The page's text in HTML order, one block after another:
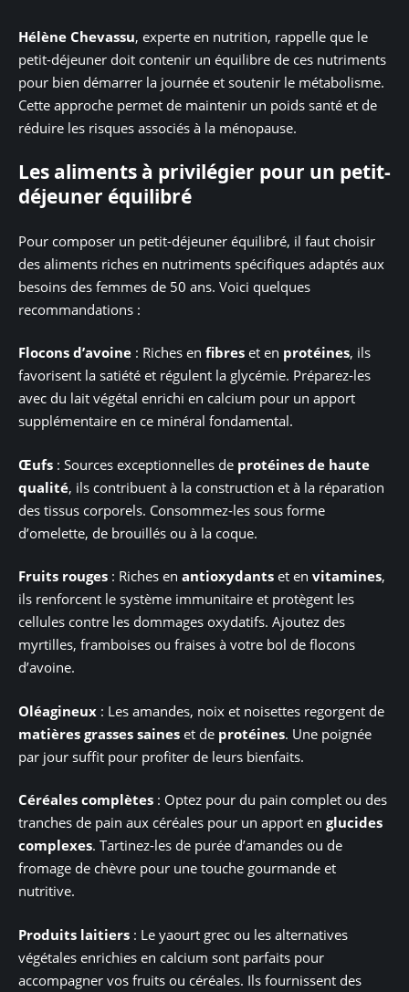
Hélène Chevassu, experte en nutrition, rappelle que le
petit-déjeuner doit contenir un équilibre de ces nutriments
pour bien démarrer la journée et soutenir le métabolisme.
Cette approche permet de maintenir un poids santé et de
réduire les risques associés à la ménopause.
Les aliments à privilégier pour un petit-
déjeuner équilibré
Pour composer un petit-déjeuner équilibré, il faut choisir
des aliments riches en nutriments spécifiques adaptés aux
besoins des femmes de 50 ans. Voici quelques
recommandations :
Flocons d’avoine : Riches en fibres et en protéines, ils
favorisent la satiété et régulent la glycémie. Préparez-les
avec du lait végétal enrichi en calcium pour un apport
supplémentaire en ce minéral fondamental.
Œufs : Sources exceptionnelles de protéines de haute
qualité, ils contribuent à la construction et à la réparation
des tissus corporels. Consommez-les sous forme
d’omelette, de brouillés ou à la coque.
Fruits rouges : Riches en antioxydants et en vitamines,
ils renforcent le système immunitaire et protègent les
cellules contre les dommages oxydatifs. Ajoutez des
myrtilles, framboises ou fraises à votre bol de flocons
d’avoine.
Oléagineux : Les amandes, noix et noisettes regorgent de
matières grasses saines et de protéines. Une poignée
par jour suffit pour profiter de leurs bienfaits.
Céréales complètes : Optez pour du pain complet ou des
tranches de pain aux céréales pour un apport en glucides
complexes. Tartinez-les de purée d’amandes ou de
fromage de chèvre pour une touche gourmande et
nutritive.
Produits laitiers : Le yaourt grec ou les alternatives
végétales enrichies en calcium sont parfaits pour
accompagner vos fruits ou céréales. Ils fournissent des